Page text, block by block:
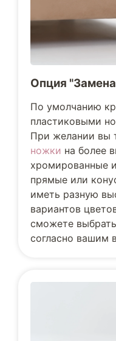
Опция
По умолчанию
пластиковыми
При желании вы
ножки на более
хромированные
прямые или
иметь разную
вариантов
сможете
согласно вашим